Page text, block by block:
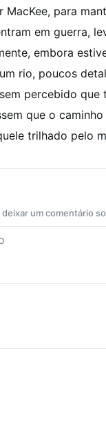
MacKee, para
em guerra,
embora
rio, poucos
percebido que
que o
trilhado pelo
um comentário